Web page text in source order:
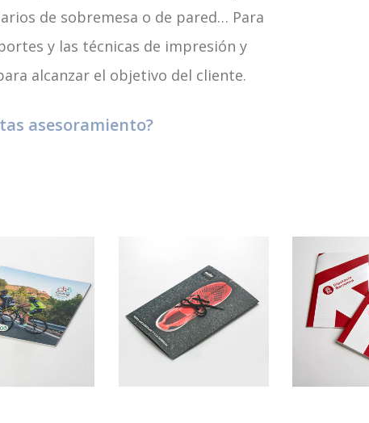
de sobremesa o de pared… Para
y las técnicas de impresión y
alcanzar el objetivo del cliente.
asesoramiento?